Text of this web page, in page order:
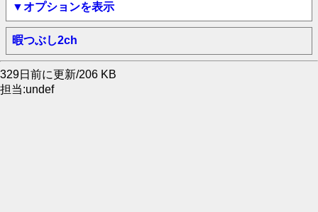
▼オプションを表示
暇つぶし2ch
329日前に更新/206 KB
担当:undef